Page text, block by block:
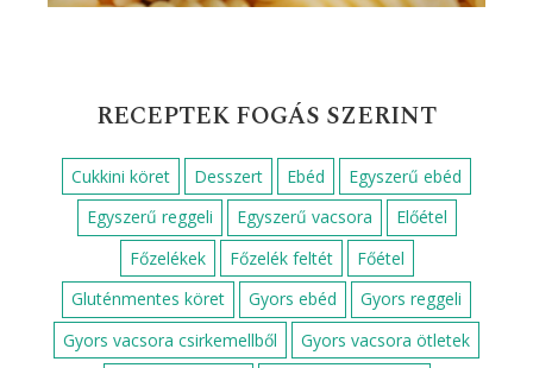
RECEPTEK FOGÁS SZERINT
Cukkini köret Desszert Ebéd
Egyszerű ebéd
Egyszerű reggeli
Egyszerű vacsora
Előétel
Főzelékek
Főzelék feltét
Főétel
Gluténmentes köret
Gyors ebéd
Gyors reggeli
Gyors vacsora csirkemellből
Gyors vacsora ötletek